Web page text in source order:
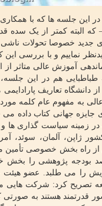
این جلسه ها که با
البته کمتر از یک سده
نماییم و با بررسی این
آموزش عالی متاثر
هم در این
از دانشگاه تعاریف
به مفهوم عام کلمه
جایزه جهانی کتاب داده
در زمینه سیاست گذاری
ژاپن، آلمان، سوئد،
راه بخش خصوصی تأمین می
کل اعتبارات تحقیقاتی دنیا را مصرف می کند
را می طلبد. عضو هیئت
کرد: شرکت هایی مثل
هستند به صورتی